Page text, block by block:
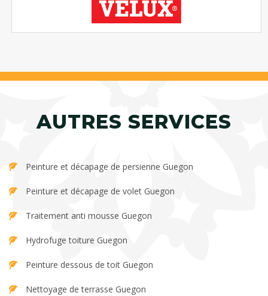
AUTRES SERVICES
Peinture et décapage de persienne Guegon
Peinture et décapage de volet Guegon
Traitement anti mousse Guegon
Hydrofuge toiture Guegon
Peinture dessous de toit Guegon
Nettoyage de terrasse Guegon